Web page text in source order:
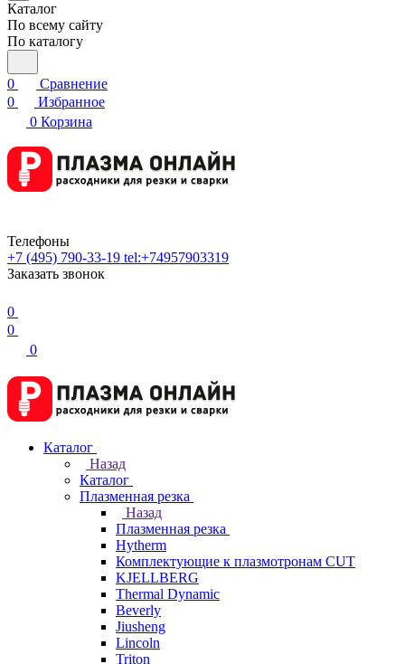
Каталог
По всему сайту
По каталогу
0
Сравнение
0
Избранное
0 Корзина
Телефоны
+7 (495) 790-33-19 tel:+74957903319
Заказать звонок
0
0
0
Каталог
Назад
Каталог
Плазменная резка
Назад
Плазменная резка
Hytherm
Комплектующие к плазмотронам CUT
KJELLBERG
Thermal Dynamic
Beverly
Jiusheng
Lincoln
Triton